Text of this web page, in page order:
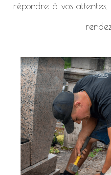
répondre à vos